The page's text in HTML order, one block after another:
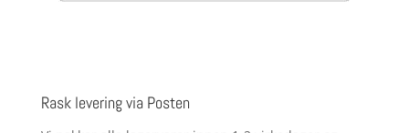
Rask levering via Posten